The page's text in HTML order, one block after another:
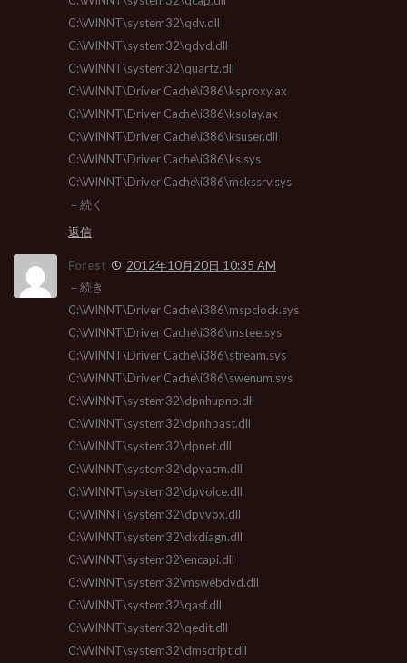
C:\WINNT\system32\qdv.dll
C:\WINNT\system32\qdvd.dll
C:\WINNT\system32\quartz.dll
C:\WINNT\Driver Cache\i386\ksproxy.ax
C:\WINNT\Driver Cache\i386\ksolay.ax
C:\WINNT\Driver Cache\i386\ksuser.dll
C:\WINNT\Driver Cache\i386\ks.sys
C:\WINNT\Driver Cache\i386\mskssrv.sys
－続く
返信
Forest
2012年10月20日 10:35 AM
－続き
C:\WINNT\Driver Cache\i386\mspclock.sys
C:\WINNT\Driver Cache\i386\mstee.sys
C:\WINNT\Driver Cache\i386\stream.sys
C:\WINNT\Driver Cache\i386\swenum.sys
C:\WINNT\system32\dpnhupnp.dll
C:\WINNT\system32\dpnhpast.dll
C:\WINNT\system32\dpnet.dll
C:\WINNT\system32\dpvacm.dll
C:\WINNT\system32\dpvoice.dll
C:\WINNT\system32\dpvvox.dll
C:\WINNT\system32\dxdiagn.dll
C:\WINNT\system32\encapi.dll
C:\WINNT\system32\mswebdvd.dll
C:\WINNT\system32\qasf.dll
C:\WINNT\system32\qedit.dll
C:\WINNT\system32\dmscript.dll